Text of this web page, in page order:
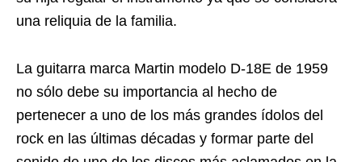
una reliquia de la familia.
La guitarra marca Martin modelo D-18E de 1959
no sólo debe su importancia al hecho de
pertenecer a uno de los más grandes ídolos del
rock en las últimas décadas y formar parte del